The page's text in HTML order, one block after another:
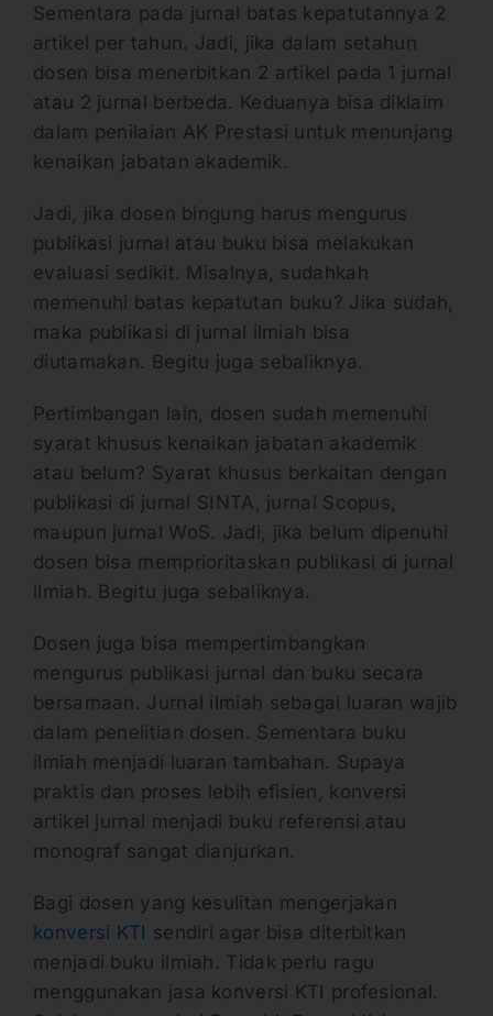
Sementara pada jurnal batas kepatutannya 2
artikel per tahun. Jadi, jika dalam setahun
dosen bisa menerbitkan 2 artikel pada 1 jurnal
atau 2 jurnal berbeda. Keduanya bisa diklaim
dalam penilaian AK Prestasi untuk menunjang
kenaikan jabatan akademik.
Jadi, jika dosen bingung harus mengurus
publikasi jurnal atau buku bisa melakukan
evaluasi sedikit. Misalnya, sudahkah
memenuhi batas kepatutan buku? Jika sudah,
maka publikasi di jurnal ilmiah bisa
diutamakan. Begitu juga sebaliknya.
Pertimbangan lain, dosen sudah memenuhi
syarat khusus kenaikan jabatan akademik
atau belum? Syarat khusus berkaitan dengan
publikasi di jurnal SINTA, jurnal Scopus,
maupun jurnal WoS. Jadi, jika belum dipenuhi
dosen bisa memprioritaskan publikasi di jurnal
ilmiah. Begitu juga sebaliknya.
Dosen juga bisa mempertimbangkan
mengurus publikasi jurnal dan buku secara
bersamaan. Jurnal ilmiah sebagai luaran wajib
dalam penelitian dosen. Sementara buku
ilmiah menjadi luaran tambahan. Supaya
praktis dan proses lebih efisien, konversi
artikel jurnal menjadi buku referensi atau
monograf sangat dianjurkan.
Bagi dosen yang kesulitan mengerjakan
konversi KTI sendiri agar bisa diterbitkan
menjadi buku ilmiah. Tidak perlu ragu
menggunakan jasa konversi KTI profesional.